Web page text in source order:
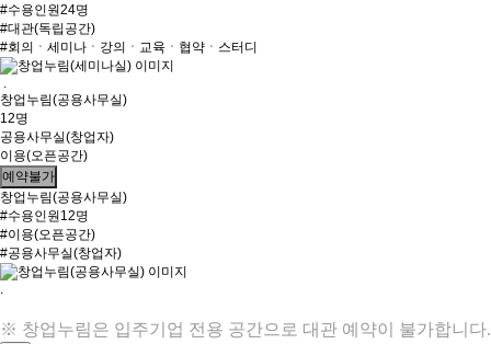
#수용인원24명
#대관(독립공간)
#회의ㆍ세미나ㆍ강의ㆍ교육ㆍ협약ㆍ스터디
창업누림(공용사무실)
12명
공용사무실(창업자)
이용(오픈공간)
예약불가
창업누림(공용사무실)
#수용인원12명
#이용(오픈공간)
#공용사무실(창업자)
※ 창업누림은 입주기업 전용 공간으로 대관 예약이 불가합니다.